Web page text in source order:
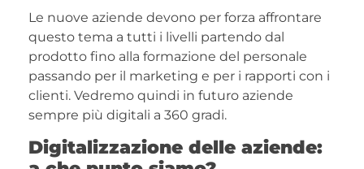
Le nuove aziende devono per forza affrontare
questo tema a tutti i livelli partendo dal
prodotto fino alla formazione del personale
passando per il marketing e per i rapporti con i
clienti. Vedremo quindi in futuro aziende
sempre più digitali a 360 gradi.
Digitalizzazione delle aziende: